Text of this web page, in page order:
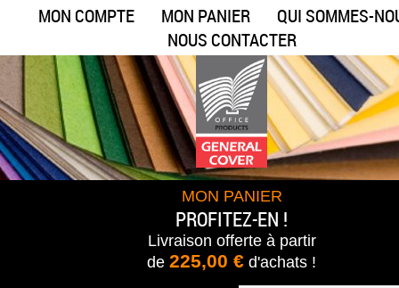
MON COMPTE MON PANIER
QUI SOMMES-
NOUS CONTACTER
MON PANIER
PROFITEZ-EN !
Livraison offerteà partir
de 225,00 € d'achats !